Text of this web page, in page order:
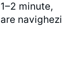
minute,
navighezi